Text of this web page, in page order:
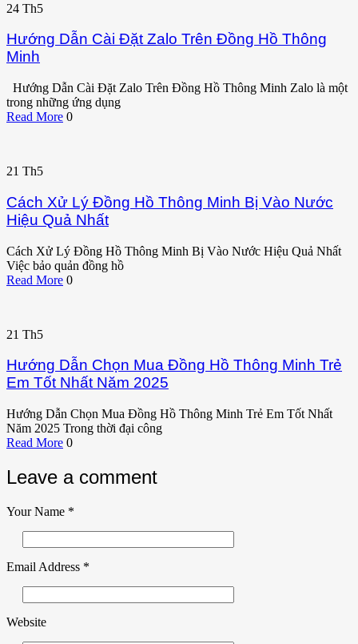
24 Th5
Hướng Dẫn Cài Đặt Zalo Trên Đồng Hồ Thông
Minh
Hướng Dẫn Cài Đặt Zalo Trên Đồng Hồ Thông Minh Zalo là một
trong những ứng dụng
Read More 0
21 Th5
Cách Xử Lý Đồng Hồ Thông Minh Bị Vào Nước
Hiệu Quả Nhất
Cách Xử Lý Đồng Hồ Thông Minh Bị Vào Nước Hiệu Quả Nhất
Việc bảo quản đồng hồ
Read More 0
21 Th5
Hướng Dẫn Chọn Mua Đồng Hồ Thông Minh Trẻ
Em Tốt Nhất Năm 2025
Hướng Dẫn Chọn Mua Đồng Hồ Thông Minh Trẻ Em Tốt Nhất
Năm 2025 Trong thời đại công
Read More 0
Leave a comment
Your Name *
Email Address *
Website